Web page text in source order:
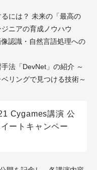
には？ 未来の「最高の
ニアの育成ノウハウ
認識・自然言語処理への
法「DevNet」の紹介 ～
リングで見つける技術～
Cygames講演 公
ートキャンペー